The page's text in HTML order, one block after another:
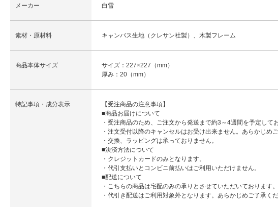
メーカー 白雪
素材・原材料 キャンバス生地（クレサン社製）、木製フレーム
商品本体サイズ
サイズ：227×227（mm）
厚み：20（mm）
特記事項・成分表示
【受注商品の注意事項】
■商品お届けについて
・受注商品のため、ご注文から発送まで約3～4週間を予定して
・注文受付以降のキャンセルはお受け出来ません。あらかじめ
・交換、ラッピングは承っておりません。
■決済方法について
・クレジットカードのみとなります。
・代引支払いとコンビニ前払いはご利用いただけません。
■配送について
・こちらの商品は宅配のみの承りとさせていただいております。
・代引き配送はご利用対象外となります。あらかじめご了承くだ